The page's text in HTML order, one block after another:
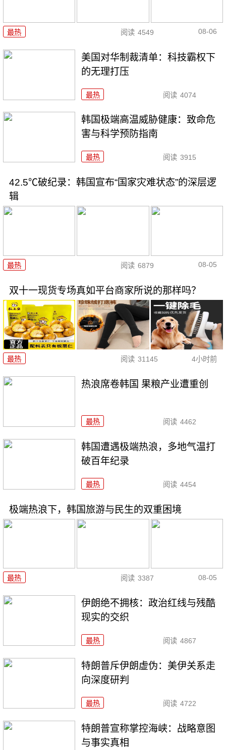
最热 阅读 4549 08-06
美国对华制裁清单：科技霸权下
的无理打压
最热 阅读 4074
韩国极端高温威胁健康：致命危
害与科学预防指南
最热 阅读 3915
42.5℃破纪录：韩国宣布“国家灾难状态”的深层逻
辑
最热 阅读 6879 08-05
双十一现货专场真如平台商家所说的那样吗？
最热 阅读 31145 4小时前
热浪席卷韩国 果粮产业遭重创
最热 阅读 4462
韩国遭遇极端热浪，多地气温打
破百年纪录
最热 阅读 4454
极端热浪下，韩国旅游与民生的双重困境
最热 阅读 3387 08-05
伊朗绝不拥核：政治红线与残酷
现实的交织
最热 阅读 4867
特朗普斥伊朗虚伪：美伊关系走
向深度研判
最热 阅读 4722
特朗普宣称掌控海峡：战略意图
与事实真相